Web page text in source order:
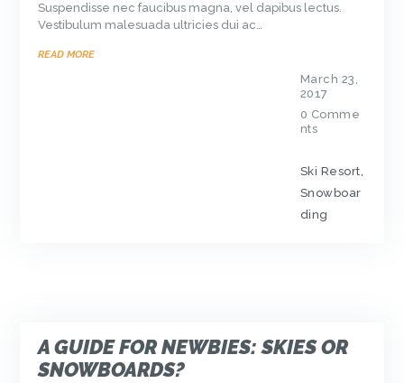
Suspendisse nec faucibus magna, vel dapibus lectus.
Vestibulum malesuada ultricies dui ac…
READ MORE
March 23,
2017
0 Comme
nts
Ski Resort,
Snowboar
ding
A GUIDE FOR NEWBIES: SKIES OR
SNOWBOARDS?